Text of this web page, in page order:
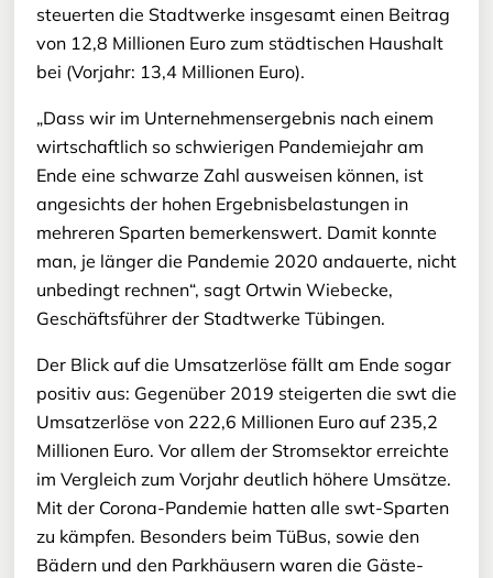
steuerten die Stadtwerke insgesamt einen Beitrag
von 12,8 Millionen Euro zum städtischen Haushalt
bei (Vorjahr: 13,4 Millionen Euro).
„Dass wir im Unternehmensergebnis nach einem
wirtschaftlich so schwierigen Pandemiejahr am
Ende eine schwarze Zahl ausweisen können, ist
angesichts der hohen Ergebnisbelastungen in
mehreren Sparten bemerkenswert. Damit konnte
man, je länger die Pandemie 2020 andauerte, nicht
unbedingt rechnen“, sagt Ortwin Wiebecke,
Geschäftsführer der Stadtwerke Tübingen.
Der Blick auf die Umsatzerlöse fällt am Ende sogar
positiv aus: Gegenüber 2019 steigerten die swt die
Umsatzerlöse von 222,6 Millionen Euro auf 235,2
Millionen Euro. Vor allem der Stromsektor erreichte
im Vergleich zum Vorjahr deutlich höhere Umsätze.
Mit der Corona-Pandemie hatten alle swt-Sparten
zu kämpfen. Besonders beim TüBus, sowie den
Bädern und den Parkhäusern waren die Gäste-